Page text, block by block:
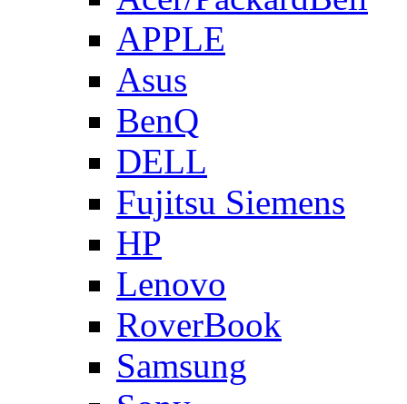
APPLE
Asus
BenQ
DELL
Fujitsu Siemens
HP
Lenovo
RoverBook
Samsung